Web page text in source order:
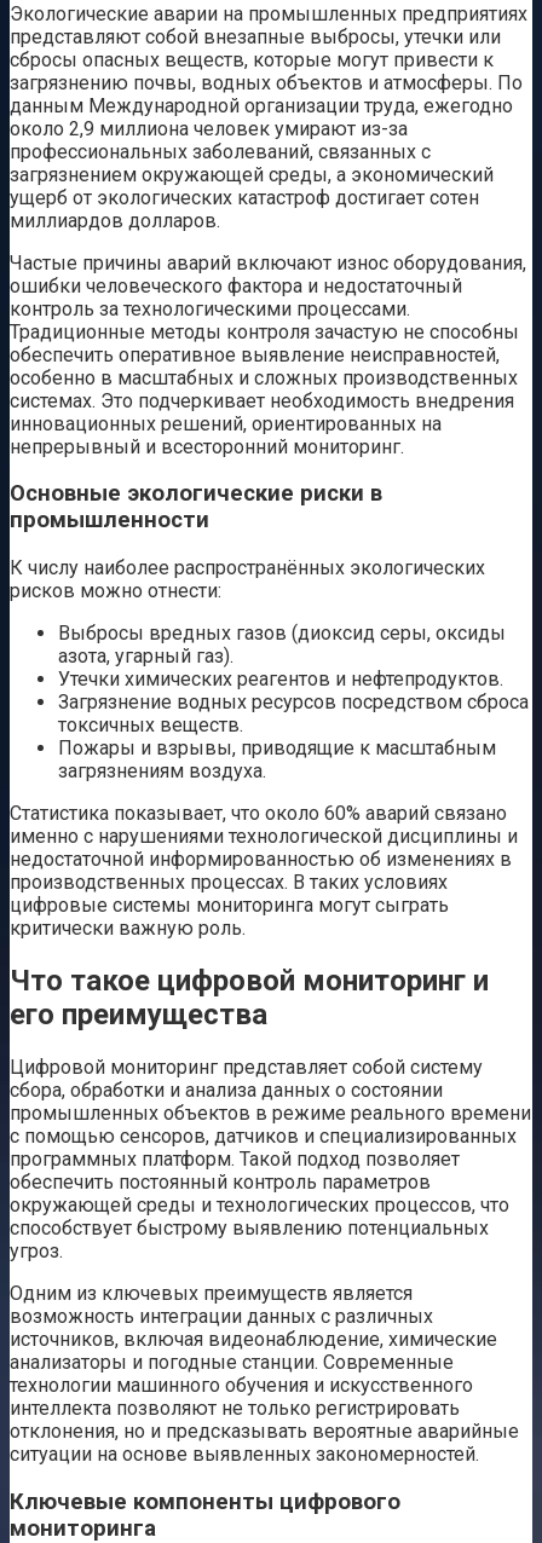
Экологические аварии на промышленных предприятиях
представляют собой внезапные выбросы, утечки или
сбросы опасных веществ, которые могут привести к
загрязнению почвы, водных объектов и атмосферы. По
данным Международной организации труда, ежегодно
около 2,9 миллиона человек умирают из-за
профессиональных заболеваний, связанных с
загрязнением окружающей среды, а экономический
ущерб от экологических катастроф достигает сотен
миллиардов долларов.
Частые причины аварий включают износ оборудования,
ошибки человеческого фактора и недостаточный
контроль за технологическими процессами.
Традиционные методы контроля зачастую не способны
обеспечить оперативное выявление неисправностей,
особенно в масштабных и сложных производственных
системах. Это подчеркивает необходимость внедрения
инновационных решений, ориентированных на
непрерывный и всесторонний мониторинг.
Основные экологические риски в
промышленности
К числу наиболее распространённых экологических
рисков можно отнести:
Выбросы вредных газов (диоксид серы, оксиды
азота, угарный газ).
Утечки химических реагентов и нефтепродуктов.
Загрязнение водных ресурсов посредством сброса
токсичных веществ.
Пожары и взрывы, приводящие к масштабным
загрязнениям воздуха.
Статистика показывает, что около 60% аварий связано
именно с нарушениями технологической дисциплины и
недостаточной информированностью об изменениях в
производственных процессах. В таких условиях
цифровые системы мониторинга могут сыграть
критически важную роль.
Что такое цифровой мониторинг и
его преимущества
Цифровой мониторинг представляет собой систему
сбора, обработки и анализа данных о состоянии
промышленных объектов в режиме реального времени
с помощью сенсоров, датчиков и специализированных
программных платформ. Такой подход позволяет
обеспечить постоянный контроль параметров
окружающей среды и технологических процессов, что
способствует быстрому выявлению потенциальных
угроз.
Одним из ключевых преимуществ является
возможность интеграции данных с различных
источников, включая видеонаблюдение, химические
анализаторы и погодные станции. Современные
технологии машинного обучения и искусственного
интеллекта позволяют не только регистрировать
отклонения, но и предсказывать вероятные аварийные
ситуации на основе выявленных закономерностей.
Ключевые компоненты цифрового
мониторинга